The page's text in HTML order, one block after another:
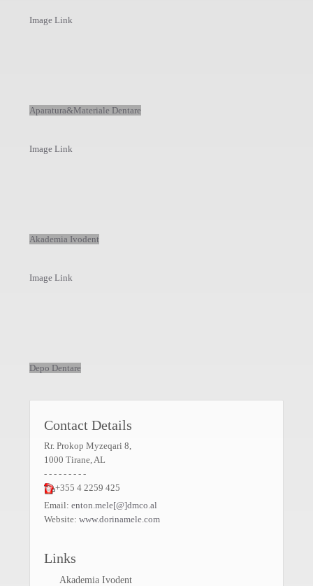
Image Link
Aparatura&Materiale Dentare
Image Link
Akademia Ivodent
Image Link
Depo Dentare
Contact Details
Rr. Prokop Myzeqari 8,
1000 Tirane, AL
- - - - - - - - -
+355 4 2259 425
Email:enton.mele[@]dmco.al
Website:www.dorinamele.com
Links
Akademia Ivodent